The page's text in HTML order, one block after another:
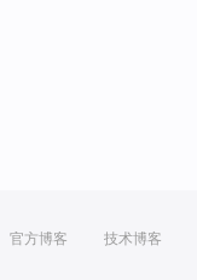
官方博客 技术博客